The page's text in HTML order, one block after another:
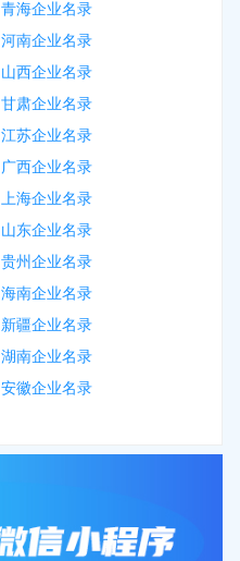
青海企业名录
河南企业名录
山西企业名录
甘肃企业名录
江苏企业名录
广西企业名录
上海企业名录
山东企业名录
贵州企业名录
海南企业名录
新疆企业名录
湖南企业名录
安徽企业名录